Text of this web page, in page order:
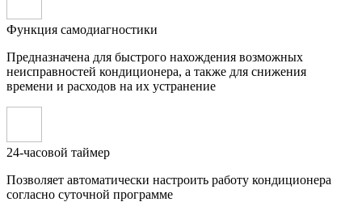
Функция самодиагностики
Предназначена для быстрого нахождения возможных
неисправностей кондиционера, а также для снижения
времени и расходов на их устранение
24-часовой таймер
Позволяет автоматически настроить работу кондиционера
согласно суточной программе